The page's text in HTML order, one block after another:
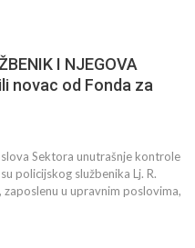
I NJEGOVA
novac od Fonda za
Sektora unutrašnje kontrole
policijskog službenika Lj. R.
u upravnim poslovima,